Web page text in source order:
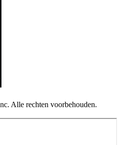
Alle rechten voorbehouden.